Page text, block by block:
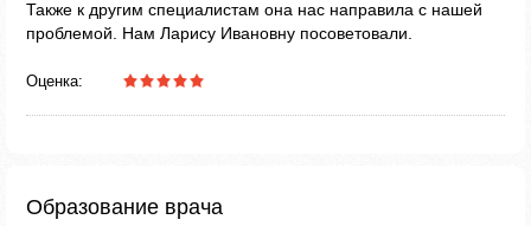
Также к другим специалистам она нас направила с нашей
проблемой. Нам Ларису Ивановну посоветовали.
Оценка:
Образование врача